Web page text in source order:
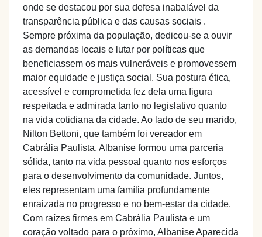
onde se destacou por sua defesa inabalável da
transparência pública e das causas sociais .
Sempre próxima da população, dedicou-se a ouvir
as demandas locais e lutar por políticas que
beneficiassem os mais vulneráveis e promovessem
maior equidade e justiça social. Sua postura ética,
acessível e comprometida fez dela uma figura
respeitada e admirada tanto no legislativo quanto
na vida cotidiana da cidade. Ao lado de seu marido,
Nilton Bettoni, que também foi vereador em
Cabrália Paulista, Albanise formou uma parceria
sólida, tanto na vida pessoal quanto nos esforços
para o desenvolvimento da comunidade. Juntos,
eles representam uma família profundamente
enraizada no progresso e no bem-estar da cidade.
Com raízes firmes em Cabrália Paulista e um
coração voltado para o próximo, Albanise Aparecida